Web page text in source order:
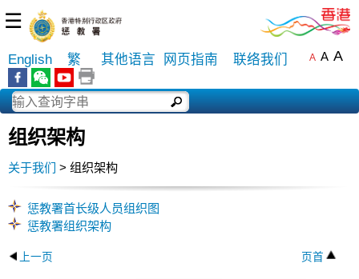
☰
English 繁 其他语言 网页指南 联络我们 A A A
组织架构
关于我们 > 组织架构
惩教署首长级人员组织图
惩教署组织架构
上一页 页首